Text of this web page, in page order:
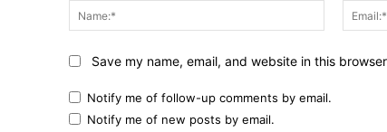
Name:*
Save my name, email, and website in this
Notify me of follow-up comments by email.
Notify me of new posts by email.